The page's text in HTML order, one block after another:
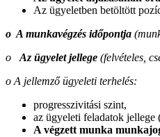
Az ügyeletben betöltött
o A munkavégzés időpontja
o Az ügyelet jellege (felvételes,
o A jellemző ügyeleti terhelés:
progresszivitási szint,
az ügyeleti feladatok jellege
A végzett munka